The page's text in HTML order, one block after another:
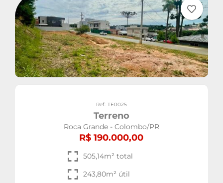
Ref.: TE0025
Terreno
Roca Grande - Colombo/PR
R$ 190.000,00
505,14m² total
243,80m² útil